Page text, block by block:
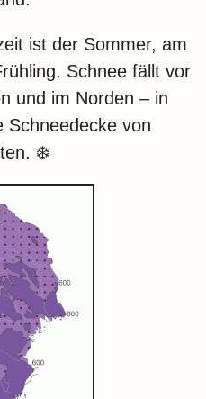
ist der Sommer, am
Schnee fällt vor
und im Norden – in
Schneedecke von
❄️